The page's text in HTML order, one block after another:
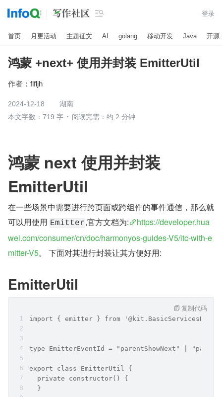
 登录
首页 月更活动 主题征文 AI golang 移动开发 Java 开源
鸿蒙 +next+ 使用并封装 EmitterUtil
作者： flfljh
2024-12-18
湖南
本文字数：719 字
阅读完需：约 2 分钟
鸿蒙 next 使用并封装
EmitterUtil
在一些场景中需要进行跨页面或跨组件的事件通信，那么就
可以用使用 Emitter,官方文档为:
https://developer.hua
wei.com/consumer/cn/doc/harmonyos-guides-V5/itc-with-e
mitter-V5。 下面对其进行封装让其方便好用:
EmitterUtil
import { emitter } from '@kit.BasicServicesKit';
type EmitterEventId = "parentShowNext" |
export class EmitterUtil {
  private constructor() {
  }
复制代码